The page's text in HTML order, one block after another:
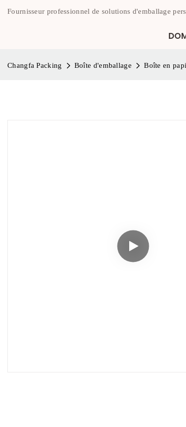
Fournisseur professionnel de solutions d'emballage
Changfa Packing Boîte d'emballage Boîte en